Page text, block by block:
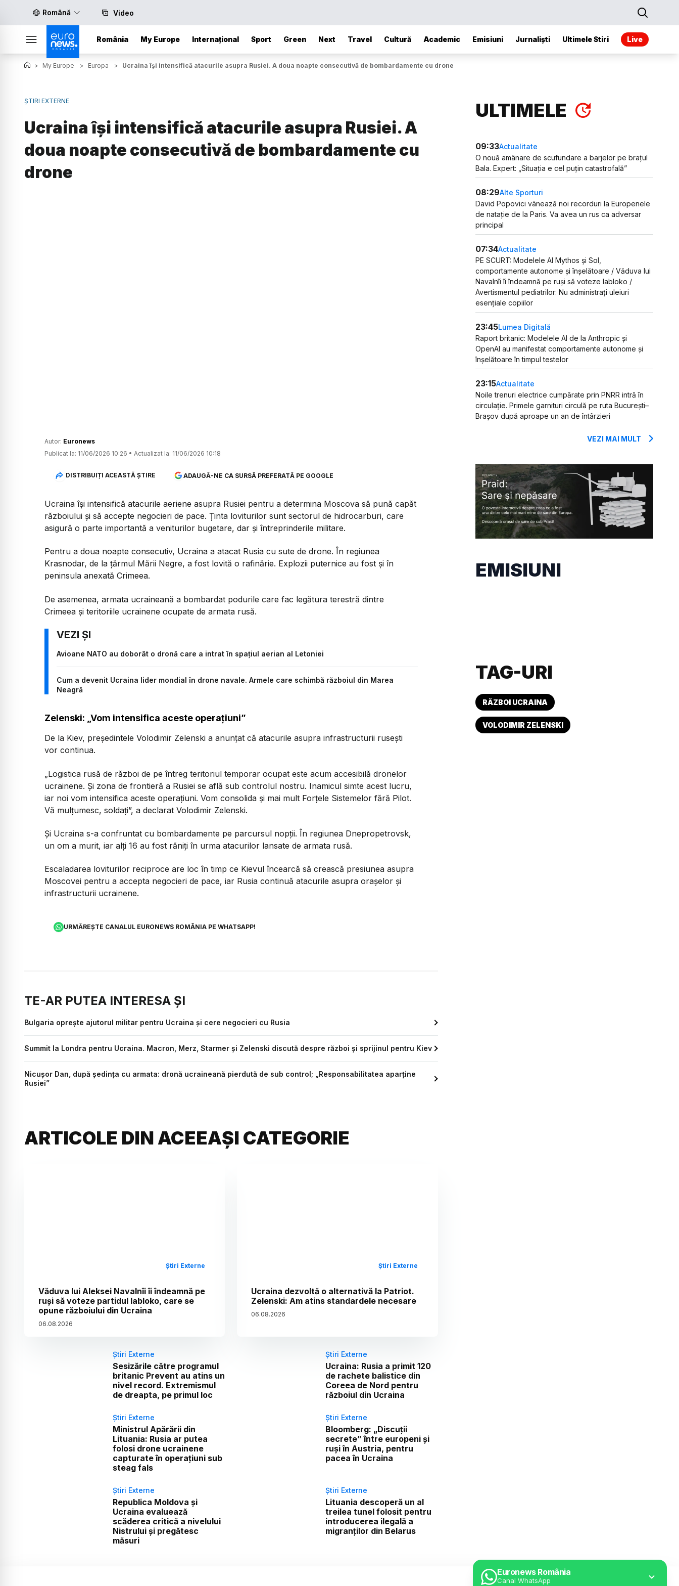
Română Video
România My Europe Internațional Sport Green Next Travel Cultură Academic Emisiuni Jurnaliști Ultimele Stiri Live
Euronews România
Canal WhatsApp
> My Europe > Europa > Ucraina își intensifică atacurile asupra Rusiei. A doua noapte consecutivă de bombardamente cu drone
ȘTIRI EXTERNE
Ucraina își intensifică atacurile asupra Rusiei. A
doua noapte consecutivă de bombardamente cu
drone
Autor: Euronews
Publicat la: 11/06/2026 10:26 • Actualizat la: 11/06/2026 10:18
DISTRIBUIȚI ACEASTĂ ȘTIRE ADAUGĂ-NE CA SURSĂ PREFERATĂ PE GOOGLE
Ucraina își intensifică atacurile aeriene asupra Rusiei pentru a determina Moscova să pună capăt
războiului și să accepte negocieri de pace. Ținta loviturilor sunt sectorul de hidrocarburi, care
asigură o parte importantă a veniturilor bugetare, dar și întreprinderile militare.
Pentru a doua noapte consecutiv, Ucraina a atacat Rusia cu sute de drone. În regiunea
Krasnodar, de la țărmul Mării Negre, a fost lovită o rafinărie. Explozii puternice au fost și în
peninsula anexată Crimeea.
De asemenea, armata ucraineană a bombardat podurile care fac legătura terestră dintre
Crimeea și teritoriile ucrainene ocupate de armata rusă.
Avioane NATO au doborât o dronă care a intrat în spațiul aerian al Letoniei
Cum a devenit Ucraina lider mondial în drone navale. Armele care schimbă războiul din Marea
Neagră
Zelenski: „Vom intensifica aceste operațiuni”
De la Kiev, președintele Volodimir Zelenski a anunțat că atacurile asupra infrastructurii rusești
vor continua.
„Logistica rusă de război de pe întreg teritoriul temporar ocupat este acum accesibilă dronelor
ucrainene. Și zona de frontieră a Rusiei se află sub controlul nostru. Inamicul simte acest lucru,
iar noi vom intensifica aceste operațiuni. Vom consolida și mai mult Forțele Sistemelor fără Pilot.
Vă mulțumesc, soldați”, a declarat Volodimir Zelenski.
Și Ucraina s-a confruntat cu bombardamente pe parcursul nopții. În regiunea Dnepropetrovsk,
un om a murit, iar alți 16 au fost răniți în urma atacurilor lansate de armata rusă.
Escaladarea loviturilor reciproce are loc în timp ce Kievul încearcă să crească presiunea asupra
Moscovei pentru a accepta negocieri de pace, iar Rusia continuă atacurile asupra orașelor și
infrastructurii ucrainene.
URMĂREȘTE CANALUL EURONEWS ROMÂNIA PE WHATSAPP!
TE-AR PUTEA INTERESA ȘI
Bulgaria oprește ajutorul militar pentru Ucraina și cere negocieri cu Rusia
Summit la Londra pentru Ucraina. Macron, Merz, Starmer și Zelenski discută despre război și sprijinul pentru Kiev
Nicușor Dan, după ședința cu armata: dronă ucraineană pierdută de sub control; „Responsabilitatea aparține
Rusiei”
ARTICOLE DIN ACEEAȘI CATEGORIE
Știri Externe
Văduva lui Aleksei Navalnîi îi îndeamnă pe
ruși să voteze partidul Iabloko, care se
opune războiului din Ucraina
06.08.2026
Știri Externe
Ucraina dezvoltă o alternativă la Patriot.
Zelenski: Am atins standardele necesare
06.08.2026
Știri Externe
Sesizările către programul
britanic Prevent au atins un
nivel record. Extremismul
de dreapta, pe primul loc
Știri Externe
Ucraina: Rusia a primit 120
de rachete balistice din
Coreea de Nord pentru
războiul din Ucraina
Știri Externe
Ministrul Apărării din
Lituania: Rusia ar putea
folosi drone ucrainene
capturate în operațiuni sub
steag fals
Știri Externe
Bloomberg: „Discuții
secrete” între europeni și
ruși în Austria, pentru
pacea în Ucraina
Știri Externe
Republica Moldova și
Ucraina evaluează
scăderea critică a nivelului
Nistrului și pregătesc
măsuri
Știri Externe
Lituania descoperă un al
treilea tunel folosit pentru
introducerea ilegală a
migranților din Belarus
ULTIMELE
09:33Actualitate
O nouă amânare de scufundare a barjelor pe brațul
Bala. Expert: „Situația e cel puțin catastrofală”
08:29Alte Sporturi
David Popovici vânează noi recorduri la Europenele
de natație de la Paris. Va avea un rus ca adversar
principal
07:34Actualitate
PE SCURT: Modelele AI Mythos și Sol,
comportamente autonome și înșelătoare / Văduva lui
Navalnîi îi îndeamnă pe ruși să voteze Iabloko /
Avertismentul pediatrilor: Nu administrați uleiuri
esențiale copiilor
23:45Lumea Digitală
Raport britanic: Modelele AI de la Anthropic și
OpenAI au manifestat comportamente autonome și
înșelătoare în timpul testelor
23:15Actualitate
Noile trenuri electrice cumpărate prin PNRR intră în
circulație. Primele garnituri circulă pe ruta București–
Brașov după aproape un an de întârzieri
VEZI MAI MULT
EMISIUNI
TAG-URI
RĂZBOI UCRAINA
VOLODIMIR ZELENSKI